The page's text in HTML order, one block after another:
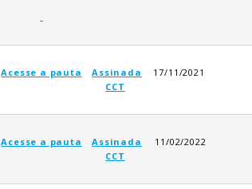
Acesse a pauta
Assinada
CCT
17/11/2021
Acesse a pauta
Assinada
CCT
11/02/2022